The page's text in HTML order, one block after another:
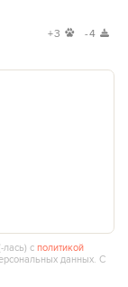
+3 -4
сполитикой
данных. С